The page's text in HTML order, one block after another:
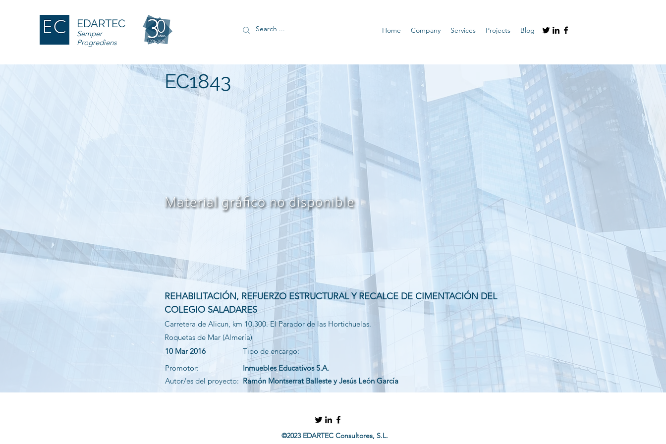
EDARTEC
Semper
Progrediens
Home Company Services Projects Blog
EC1843
REHABILITACIÓN, REFUERZO ESTRUCTURAL Y RECALCE DE CIMENTACIÓN DEL
COLEGIO SALADARES
Carretera de Alicun, km 10.300. El Parador de las Hortichuelas.
Roquetas de Mar (Almería)
10 Mar 2016
Promotor:
Autor/es del proyecto:
Tipo de encargo:
Inmuebles Educativos S.A.
Ramón Montserrat Balleste y Jesús León García
©2023 EDARTEC Consultores, S.L.